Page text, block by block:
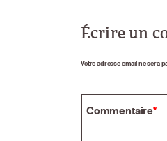
Écrire un
Votre adresse email ne sera
Commentaire*